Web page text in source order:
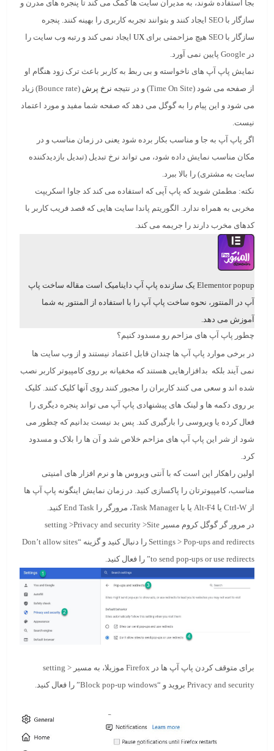
بجا استفاده شوند، به مدیران سایت ها کمک می کند تا پنجره های مدرن و
سازگار با SEO ایجاد کنند و بتوانند
تجربه کاربری را بهینه کنند. پنجره
سازگار با SEO هیچ مزاحمتی برای
UX ایجاد نمی کند و رتبه وب سایت را
در Google پایین نمی آورد.
نمایش پاپ آپ های ناخواسته و بی ربط به کاربر باعث ترک زود هنگام او
از صفحه می شود (Time On Site) و در نتیجه
نرخ پرش
(Bounce rate) زیاد
می شود و این پیام را به گوگل می دهد که صفحه شما مفید و مورد اعتماد
نیست.
اگر پاپ آپ به جا و مناسب بکار برده شود یعنی در زمان مناسب و در
مکان مناسب نمایش داده شود، می تواند نرخ تبدیل (تبدیل بازدید‌کننده
سایت به مشتری) را بالا ببرد.
نکته: مطمئن شوید که پاپ آپی که استفاده می کند کد جاوا اسکریپت
مخربی به همراه ندارد. الگوریتم پاندا سایت هایی که قصد فریب کاربر با
کدهای مخرب دارند را جریمه می کند.
Elementor popup یک سازنده پاپ آپ داینامیک است مقاله
ساخت پاپ
آپ در المنتور ، نحوه ساخت پاپ آپ را با استفاده از المنتور به شما
آموزش می دهد.
چطور پاپ آپ های مزاحم رو مسدود کنیم؟
در برخی موارد پاپ آپ ها چندان قابل اعتماد نیستند و از وب سایت ها
نمی آیند بلکه بدافزارهایی هستند که مخفیانه بر روی کامپیوتر کاربر نصب
شده اند و سعی می کنند کاربران را مجبور کنند روی آنها کلیک کنند. کلیک
بر روی دکمه ها و لینک های پیشنهادی پاپ آپ می تواند پنجره دیگری را
فعال کرده یا ویروسی را بارگیری کند. پس بد نیست بدانیم که چطور می
شود از شر این پاپ آپ های مزاحم خلاص شد و آن ها را بلاک و مسدود
کرد.
اولین راهکار این است که با آنتی ویروس ها و نرم افزار های امنیتی
مناسب، کامپیوترتان را پاکسازی کنید. در زمان نمایش اینگونه پاپ آپ ها
از Ctrl-W یا Alt-F4 یا با Task Manager، مرورگر را
End Taskکنید.
در مرور گر گوگل کروم مسیر setting >Privacy and security >Site
Settings > Pop-ups and redirects را دنبال کنید و گزینه “
Don’t allow sites
to send pop-ups or use redirects ” را فعال کنید.
برای متوقف کردن پاپ آپ ها در Firefox موزیلا، به مسیر setting >
Privacy and security بروید و “
Block pop-up windows” را فعال کنید.